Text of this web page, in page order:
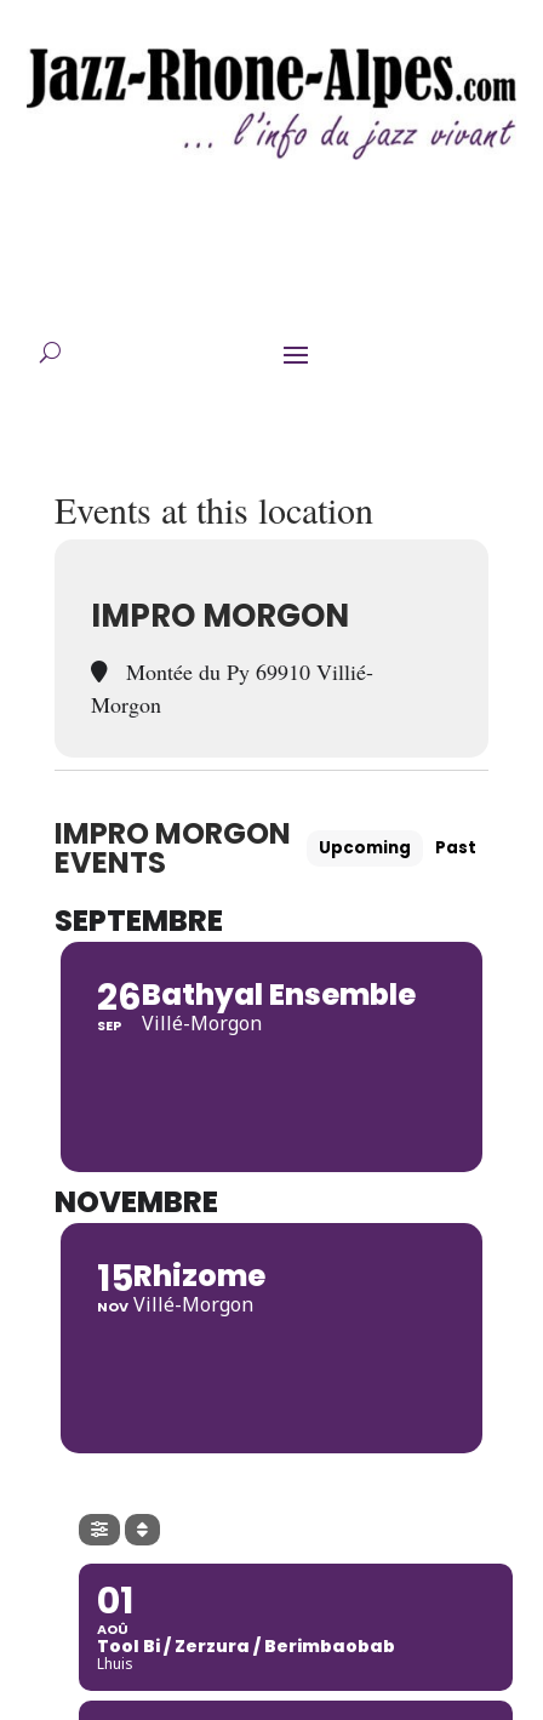
Events at this location
IMPRO MORGON
Montée du Py 69910 Villié-
Morgon
IMPRO MORGON
EVENTS Upcoming Past
SEPTEMBRE
26
SEP
Bathyal Ensemble
Villé-Morgon
NOVEMBRE
15
NOV
Rhizome
Villé-Morgon
01
AOÛ
Tool Bi / Zerzura / Berimbaobab
Lhuis